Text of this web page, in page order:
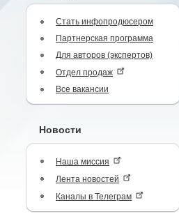
Стать инфопродюсером
Партнерская программа
Для авторов (экспертов)
Отдел продаж
Все вакансии
Новости
Наша миссия
Лента новостей
Каналы в Телеграм